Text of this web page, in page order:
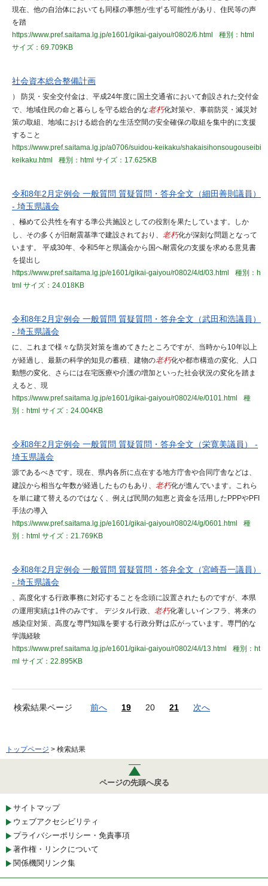
現在、他の自治体においても同様の事態が生ずる可能性があり、住民等の声
を踏
https://www.pref.saitama.lg.jp/e1601/gikai-gaiyou/r0802/6.html
種別：html
サイズ：69.709KB
社会資本総合整備計画
） 防災・安全交付金は、平成24年度に国土交通省において創設された交付金
で、地域住民の命と暮らしを守る総合的な老朽化対策や、事前防災・減災対
策の取組、地域における総合的な生活空間の安全確保の取組を集中的に支援
すること
https://www.pref.saitama.lg.jp/a0706/suidou-keikaku/shakaisihonsougouseibi
keikaku.html
種別：html サイズ：17.625KB
令和8年2月定例会 一般質問 質疑質問・答弁全文（細田善則議員）
- 埼玉県議会
、極めて公共性を有する準公共施設としての役割を果たしています。しか
し、その多くが旧耐震基準で建設されており、 老朽化が深刻な問題となって
います。 平成30年、令和5年と県議会から国へ耐震化の支援を求める意見書
を提出し
https://www.pref.saitama.lg.jp/e1601/gikai-gaiyou/r0802/4/d/03.html
種別：h
tml サイズ：24.018KB
令和8年2月定例会 一般質問 質疑質問・答弁全文（武田和浩議員）
- 埼玉県議会
に、これまで様々な防災対策を進めてきたところですが、当時から10年以上
が経過し、最新の科学的知見の蓄積、建物の老朽化や都市構造の変化、人口
動態の変化、さらには在宅医療や介護の増加といった社会状況の変化を踏ま
えると、現
https://www.pref.saitama.lg.jp/e1601/gikai-gaiyou/r0802/4/e/0101.html
種
別：html サイズ：24.004KB
令和8年2月定例会 一般質問 質疑質問・答弁全文（栄寛美議員） -
埼玉県議会
源であるべきです。現在、県内各所に点在する地方庁舎や合同庁舎などは、
建設から相当な年数が経過したものもあり、 老朽化が進んでいます。これら
を単に建て替えるのではなく、例えば民間の知恵と資金を活用したPPPやPFI
手法の導入
https://www.pref.saitama.lg.jp/e1601/gikai-gaiyou/r0802/4/g/0601.html
種
別：html サイズ：21.769KB
令和8年2月定例会 一般質問 質疑質問・答弁全文（宮崎吾一議員）
- 埼玉県議会
、高度化する行政事務に対応することを念頭に設置されたものですが、本県
の運用実績は1件のみです。 デジタル行政、 老朽化著しいインフラ、将来の
感染症対策、高度な専門知識を要する行政分野は広がっています。専門的な
学識経験
https://www.pref.saitama.lg.jp/e1601/gikai-gaiyou/r0802/4/i/13.html
種別：ht
ml サイズ：22.895KB
検索結果ページ 前へ 19 20 21 次へ
トップページ > 検索結果
ページの先頭へ戻る
サイトマップ
ウェブアクセシビリティ
プライバシーポリシー・免責事項
著作権・リンクについて
関係機関リンク集